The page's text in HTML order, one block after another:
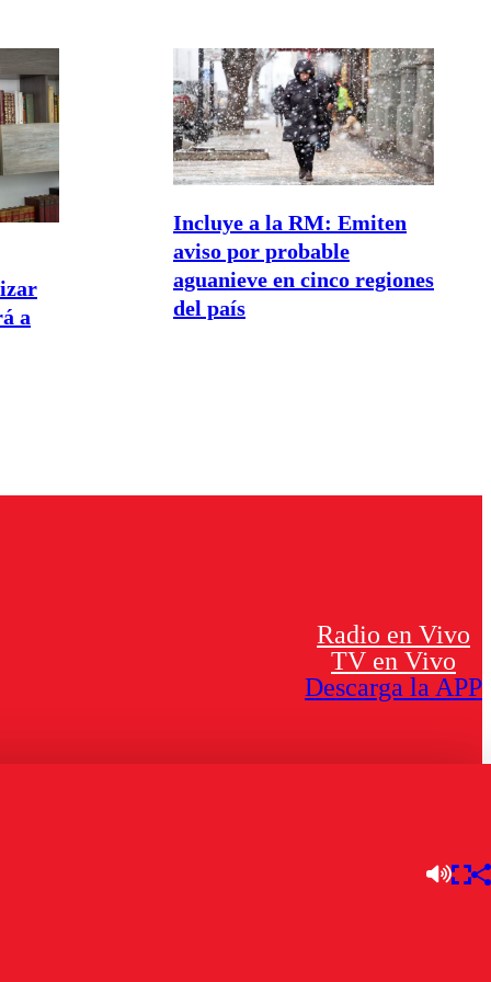
a
Incluye a la RM: Emiten
aviso por probable
aguanieve en cinco regiones
del país
Radio en Vivo
TV en Vivo
Descarga la APP